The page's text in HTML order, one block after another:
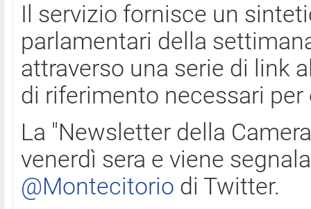
Il servizio fornisce un
parlamentari della
attraverso una serie di link
di riferimento necessari
La "Newsletter della
venerdì sera e viene
@Montecitorio di Twitter.